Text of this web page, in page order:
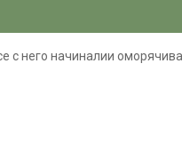
с него начиналии